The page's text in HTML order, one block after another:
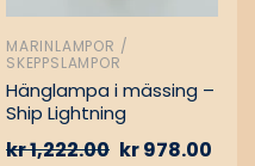
MARINLAMPOR /
SKEPPSLAMPOR
Hänglampa i mässing –
Ship Lightning
kr1,222.00 kr978.00